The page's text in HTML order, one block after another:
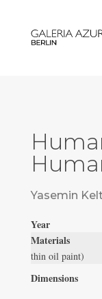
Yasemin
thin oil paint)
Dimensions